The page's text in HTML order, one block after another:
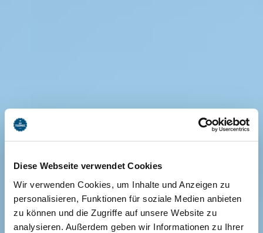
Diese Webseite verwendet Cookies
Wir verwenden Cookies, um Inhalte und Anzeigen zu
personalisieren, Funktionen für soziale Medien anbieten
zu können und die Zugriffe auf unsere Website zu
analysieren. Außerdem geben wir Informationen zu Ihrer